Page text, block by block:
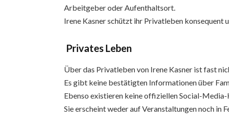
Arbeitgeber oder Aufenthaltsort.
Irene Kasner schützt ihr Privatleben konsequent
Privates Leben
Über das Privatleben von Irene Kasner ist fast
Es gibt keine bestätigten Informationen über
Ebenso existieren keine offiziellen Social-
Sie erscheint weder auf Veranstaltungen noch in